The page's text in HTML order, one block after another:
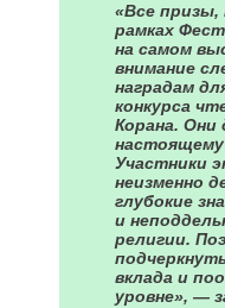
«Все призы,
рамках
на самом
внимание
наградам
конкурса
Корана.
Участники
неизменно
глубокие
и
религии.
вклада и
уровне», —